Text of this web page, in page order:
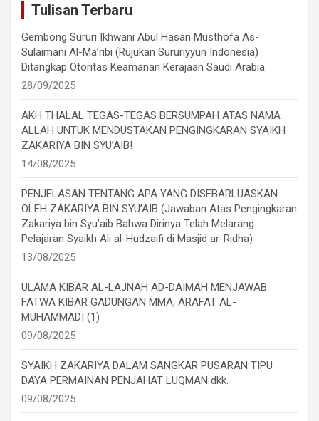
Tulisan Terbaru
Gembong Sururi Ikhwani Abul Hasan Musthofa As-
Sulaimani Al-Ma’ribi (Rujukan Sururiyyun Indonesia)
Ditangkap Otoritas Keamanan Kerajaan Saudi Arabia
28/09/2025
AKH THALAL TEGAS-TEGAS BERSUMPAH ATAS NAMA
ALLAH UNTUK MENDUSTAKAN PENGINGKARAN SYAIKH
ZAKARIYA BIN SYU’AIB!
14/08/2025
PENJELASAN TENTANG APA YANG DISEBARLUASKAN
OLEH ZAKARIYA BIN SYU’AIB (Jawaban Atas Pengingkaran
Zakariya bin Syu’aib Bahwa Dirinya Telah Melarang
Pelajaran Syaikh Ali al-Hudzaifi di Masjid ar-Ridha)
13/08/2025
ULAMA KIBAR AL-LAJNAH AD-DAIMAH MENJAWAB
FATWA KIBAR GADUNGAN MMA, ARAFAT AL-
MUHAMMADI (1)
09/08/2025
SYAIKH ZAKARIYA DALAM SANGKAR PUSARAN TIPU
DAYA PERMAINAN PENJAHAT LUQMAN dkk.
09/08/2025